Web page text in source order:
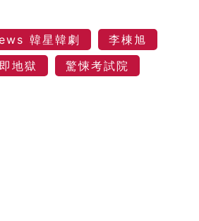
韓星韓劇
李棟旭
地獄
驚悚考試院